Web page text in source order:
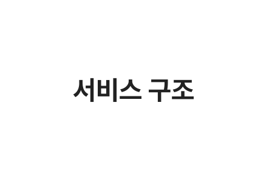
서비스 구조